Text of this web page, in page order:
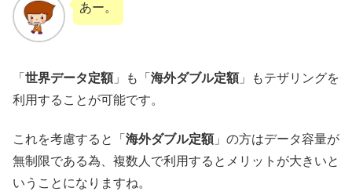
あー。
「 世界データ定額」も「 海外ダブル定額」もテザリングを
利用することが可能です。
これを考慮すると「 海外ダブル定額」の方はデータ容量が
無制限である為、複数人で利用するとメリットが大きいと
いうことになりますね。